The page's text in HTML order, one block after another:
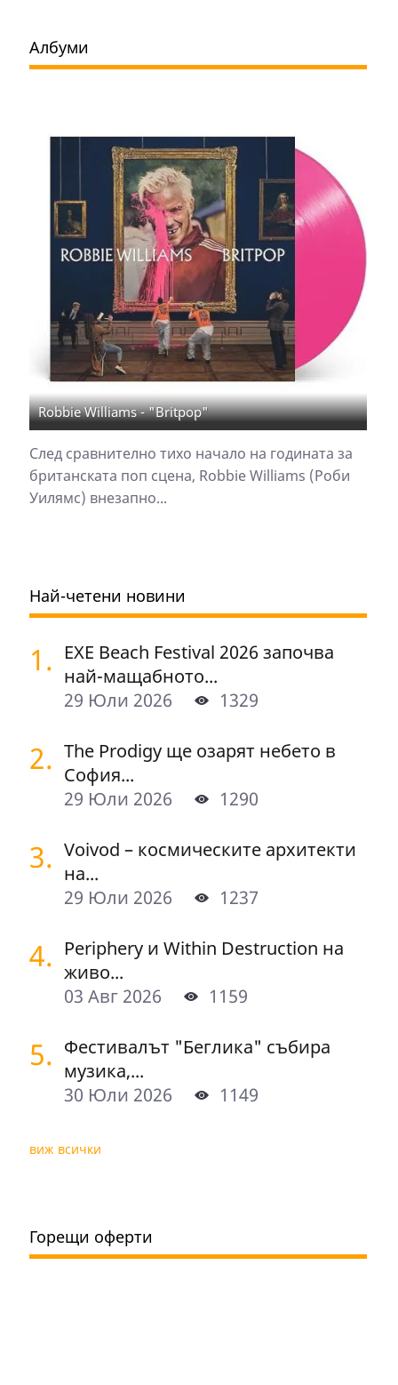
Албуми
Robbie Williams - "Britpop"
След сравнително тихо начало на годината за
британската поп сцена, Robbie Williams (Роби
Уилямс) внезапно...
Най-четени новини
1. EXE Beach Festival 2026 започва
най-мащабното...
29 Юли 2026
1329
2. The Prodigy ще озарят небето в
София...
29 Юли 2026
1290
3. Voivod – космическите архитекти
на...
29 Юли 2026
1237
4. Periphery и Within Destruction на
живо...
03 Авг 2026
1159
5. Фестивалът "Беглика" събира
музика,...
30 Юли 2026
1149
виж всички
Горещи оферти